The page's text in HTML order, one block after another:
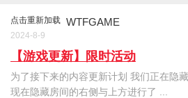
点击重新加载 WTFGAME
2024-8-9
【游戏更新】限时活动
为了接下来的内容更新计划 我们正在隐
现在隐藏房间的右侧与上方进行了 ...